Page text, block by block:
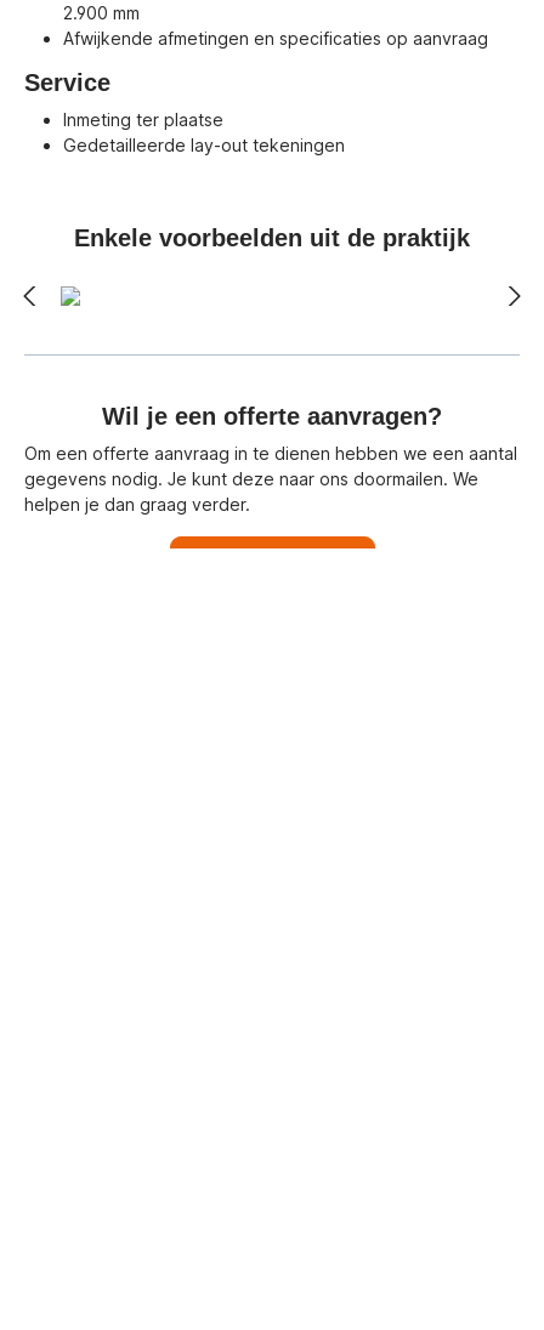
2.900 mm
Afwijkende afmetingen en specificaties op aanvraag
Service
Inmeting ter plaatse
Gedetailleerde lay-out tekeningen
Enkele voorbeelden uit de praktijk
Wil je een offerte aanvragen?
Om een offerte aanvraag in te dienen hebben we een aantal
gegevens nodig. Je kunt deze naar ons doormailen. We
helpen je dan graag verder.